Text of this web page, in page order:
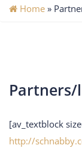
Home »
Partners/
[av_textblock
http://